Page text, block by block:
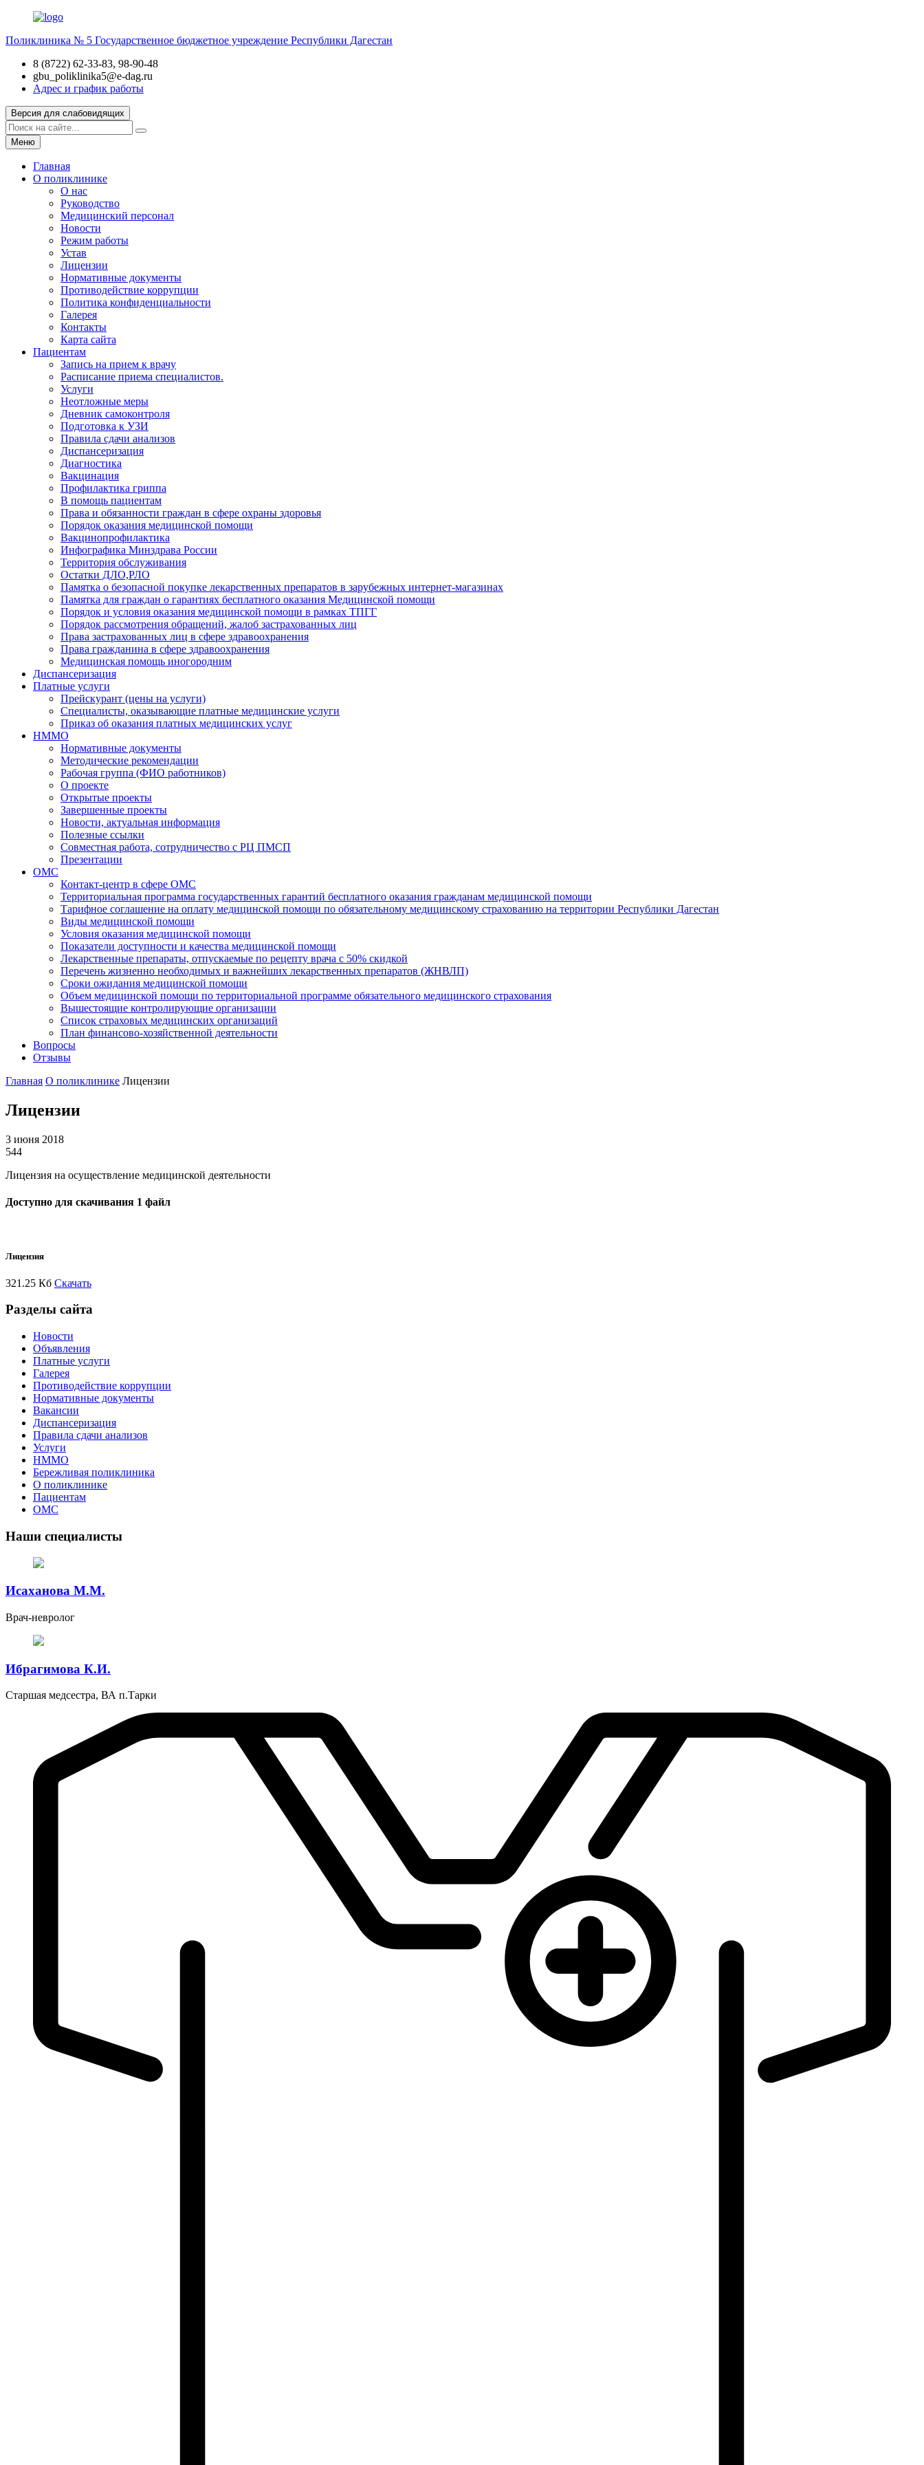
Поликлиника № 5 Государственное бюджетное учреждение Республики Дагестан
8 (8722) 62-33-83, 98-90-48
gbu_poliklinika5@e-dag.ru
Адрес и график работы
Версия для слабовидящих
Меню
Главная
О поликлинике
О нас
Руководство
Медицинский персонал
Новости
Режим работы
Устав
Лицензии
Нормативные документы
Противодействие коррупции
Политика конфиденциальности
Галерея
Контакты
Карта сайта
Пациентам
Запись на прием к врачу
Расписание приема специалистов.
Услуги
Неотложные меры
Дневник самоконтроля
Подготовка к УЗИ
Правила сдачи анализов
Диспансеризация
Диагностика
Вакцинация
Профилактика гриппа
В помощь пациентам
Права и обязанности граждан в сфере охраны здоровья
Порядок оказания медицинской помощи
Вакцинопрофилактика
Инфографика Минздрава России
Территория обслуживания
Остатки ДЛО,РЛО
Памятка о безопасной покупке лекарственных препаратов в зарубежных интернет-магазинах
Памятка для граждан о гарантиях бесплатного оказания Медицинской помощи
Порядок и условия оказания медицинской помощи в рамках ТПГГ
Порядок рассмотрения обращений, жалоб застрахованных лиц
Права застрахованных лиц в сфере здравоохранения
Права гражданина в сфере здравоохранения
Медицинская помощь иногородним
Диспансеризация
Платные услуги
Прейскурант (цены на услуги)
Специалисты, оказывающие платные медицинские услуги
Приказ об оказания платных медицинских услуг
НММО
Нормативные документы
Методические рекомендации
Рабочая группа (ФИО работников)
О проекте
Открытые проекты
Завершенные проекты
Новости, актуальная информация
Полезные ссылки
Совместная работа, сотрудничество с РЦ ПМСП
Презентации
ОМС
Контакт-центр в сфере ОМС
Территориальная программа государственных гарантий бесплатного оказания гражданам медицинской помощи
Тарифное соглашение на оплату медицинской помощи по обязательному медицинскому страхованию на территории Республики Дагестан
Виды медицинской помощи
Условия оказания медицинской помощи
Показатели доступности и качества медицинской помощи
Лекарственные препараты, отпускаемые по рецепту врача с 50% скидкой
Перечень жизненно необходимых и важнейших лекарственных препаратов (ЖНВЛП)
Сроки ожидания медицинской помощи
Объем медицинской помощи по территориальной программе обязательного медицинского страхования
Вышестоящие контролирующие организации
Список страховых медицинских организаций
План финансово-хозяйственной деятельности
Вопросы
Отзывы
Главная О поликлинике Лицензии
Лицензии
3 июня 2018
544
Лицензия на осуществление медицинской деятельности
Доступно для скачивания 1 файл
Лицензия
321.25 Кб Скачать
Разделы сайта
Новости
Объявления
Платные услуги
Галерея
Противодействие коррупции
Нормативные документы
Вакансии
Диспансеризация
Правила сдачи анализов
Услуги
НММО
Бережливая поликлиника
О поликлинике
Пациентам
ОМС
Наши специалисты
Исаханова М.М.
Врач-невролог
Ибрагимова К.И.
Старшая медсестра, ВА п.Тарки